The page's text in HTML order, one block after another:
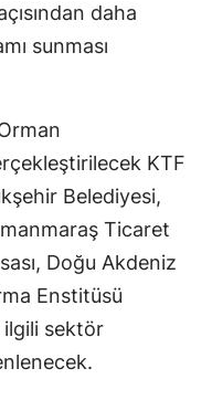
daha
sunması
KTF
Belediyesi,
Ticaret
Doğu Akdeniz
Enstitüsü
ilgili sektör